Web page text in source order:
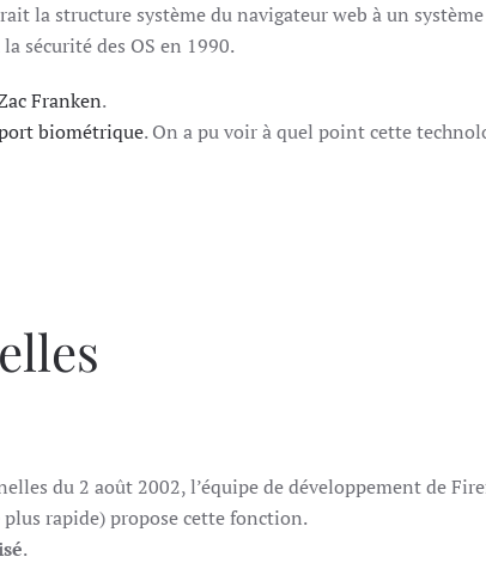
la structure système du navigateur web à un
sécurité des OS en 1990.
Franken.
biométrique. On a pu voir à quel point cette
du 2 août 2002, l’équipe de développement de
rapide) propose cette fonction.
.